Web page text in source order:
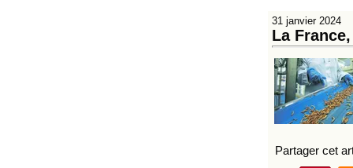
31 janvier 2024
La
Partager cet